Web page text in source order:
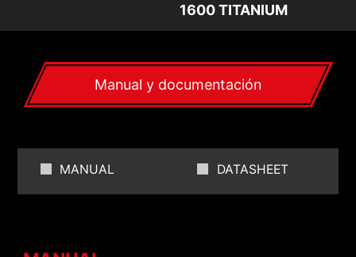
1600 TITANIUM
Manual y documentación
MANUAL DATASHEET